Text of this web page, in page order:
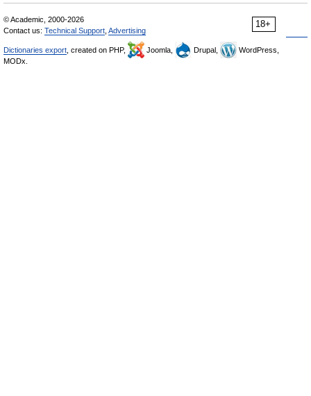
18+
© Academic, 2000-2026
Contact us: Technical Support Advertising
Dictionaries export , created on PHP, Joomla, Drupal,
WordPress,
MODx.